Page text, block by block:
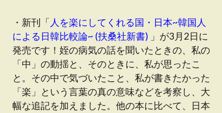
・新刊「 人を楽にしてくれる国・日本~韓国人
による日韓比較論~ (扶桑社新書) 」が3月2日に
発売です！姪の病気の話を聞いたときの、私の
「中」の動揺と、そのときに、私が思ったこ
と。その中で気づいたこと、私が書きたかった
「楽」という言葉の真の意味などを考察し、大
幅な追記を加えました。他の本に比べて、日本